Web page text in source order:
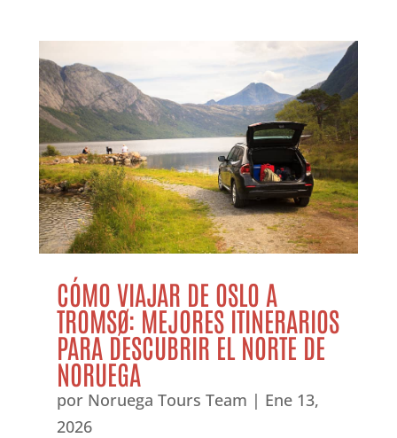
CÓMO VIAJAR DE OSLO A
TROMSØ: MEJORES ITINERARIOS
PARA DESCUBRIR EL NORTE DE
NORUEGA
por Noruega Tours Team | Ene 13,
2026